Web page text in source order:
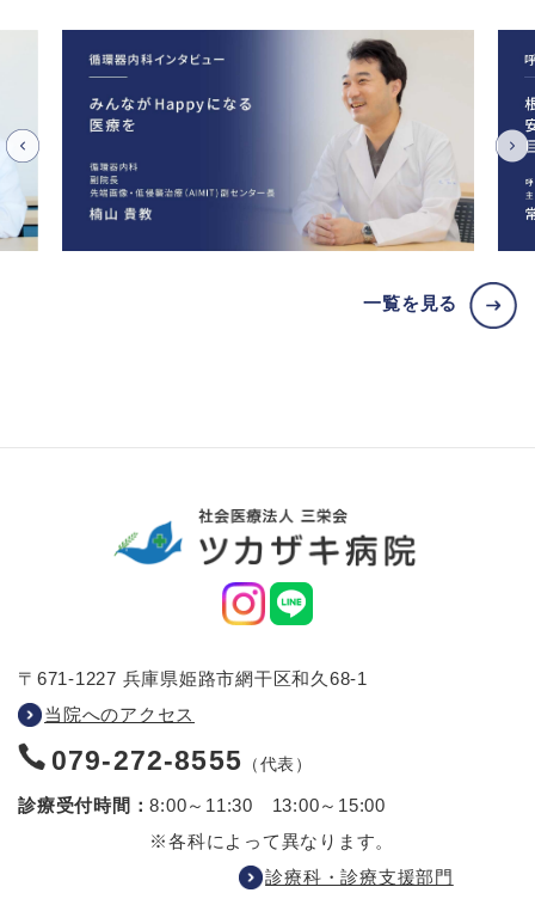
一覧を見る
〒671-1227 兵庫県姫路市網干区和久68-1
当院へのアクセス
079-272-8555 （代表）
診療受付時間：8:00～11:30 13:00～15:00
※各科によって異なります。
診療科・診療支援部門